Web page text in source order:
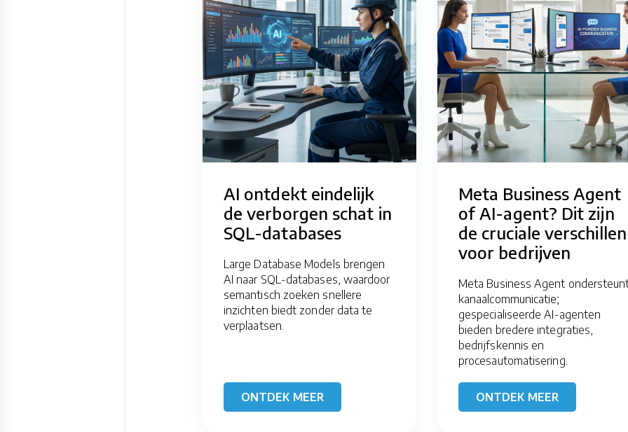
AI ontdekt eindelijk
de verborgen schat in
SQL-databases
Large Database Models brengen
AI naar SQL-databases, waardoor
semantisch zoeken snellere
inzichten biedt zonder data te
verplaatsen.
ONTDEK MEER
Meta Business Agent
of AI-agent? Dit zijn
de cruciale verschillen
voor bedrijven
Meta Business Agent
kanaalcommunicatie;
gespecialiseerde AI-agenten
bieden bredere integraties,
bedrijfskennis en
procesautomatisering.
ONTDEK MEER